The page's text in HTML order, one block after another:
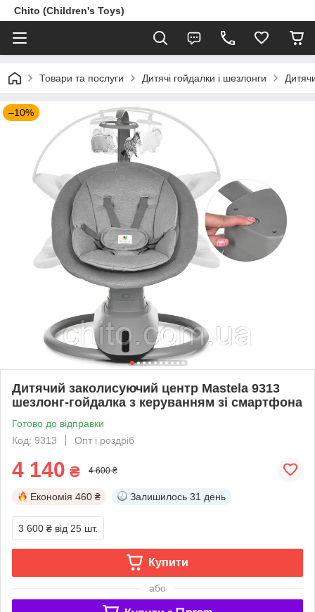
Chito (Children's Toys)
Товари та послуги Дитячі гойдалки і шезлонги
–10%
Дитячий заколисуючий центр Mastela 9313
шезлонг-гойдалка з керуванням зі смартфона
Готово до відправки
Код: 9313
Опт і роздріб
4 140 ₴ 4 600 ₴
Економія 460 ₴ Залишилось 31 день
3 600 ₴ від 25 шт.
Купити
або